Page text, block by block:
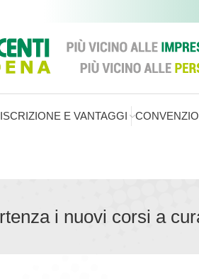
ISCRIZIONE E VANTAGGI
i nuovi corsi a